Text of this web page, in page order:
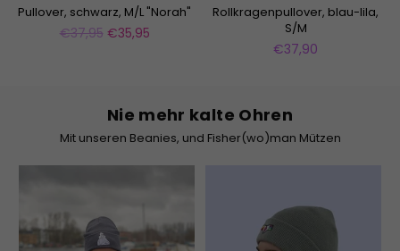
Pullover, schwarz, M/L "Norah"
Normaler
€37,95 €35,95
Rollkragenpullover, blau-lila,
S/M
Normaler
€37,90
Nie mehr kalte Ohren
Mit unseren Beanies, und Fisher(wo)man Mützen